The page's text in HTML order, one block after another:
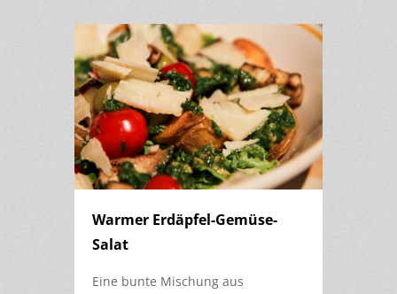
Warmer Erdäpfel-Gemüse-
Salat
Eine bunte Mischung aus